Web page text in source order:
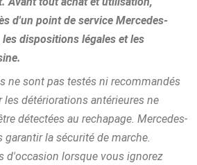
d'un point de service Mercedes-
dispositions légales et les
ne sont pas testés ni recommandés
les détériorations antérieures ne
détectées au rechapage. Mercedes-
la sécurité de marche.
d'occasion lorsque vous ignorez